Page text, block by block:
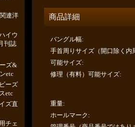
連洋
イウ
刊誌
ズ&
etc
ーズ
etc
ズ直
チェ
商品詳細
バングル幅:
手首周りサイズ（開口除く内
可能サイズ:
修理（有料）可能サイズ:
重量:
ホールマーク :